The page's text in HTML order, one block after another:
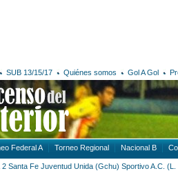
SUB 13/15/17 Quiénes somos Gol A Gol
Federal A Torneo Regional Nacional B
2 Santa Fe Juventud Unida (Gchu) Sportivo A.C.